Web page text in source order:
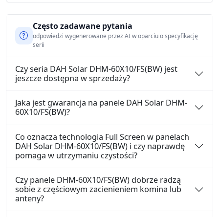
Często zadawane pytania
odpowiedzi wygenerowane przez AI w oparciu o specyfikację
serii
Czy seria DAH Solar DHM-60X10/FS(BW) jest
jeszcze dostępna w sprzedaży?
Jaka jest gwarancja na panele DAH Solar DHM-
60X10/FS(BW)?
Co oznacza technologia Full Screen w panelach
DAH Solar DHM-60X10/FS(BW) i czy naprawdę
pomaga w utrzymaniu czystości?
Czy panele DHM-60X10/FS(BW) dobrze radzą
sobie z częściowym zacienieniem komina lub
anteny?